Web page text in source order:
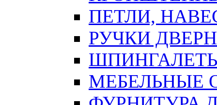
ПЕТЛИ,
РУЧКИ
МЕБЕЛЬНЫЕ